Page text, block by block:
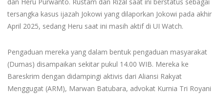
tersangka kasus ijazah Jokowi yang dilaporkan Jokowi pada akhir
April 2025, sedang Heru saat ini masih aktif di UI Watch.
Pengaduan mereka yang dalam bentuk pengaduan masyarakat
(Dumas) disampaikan sekitar pukul 14.00 WIB. Mereka ke
Bareskrim dengan didampingi aktivis dari Aliansi Rakyat
Menggugat (ARM), Marwan Batubara, advokat Kurnia Tri Royani